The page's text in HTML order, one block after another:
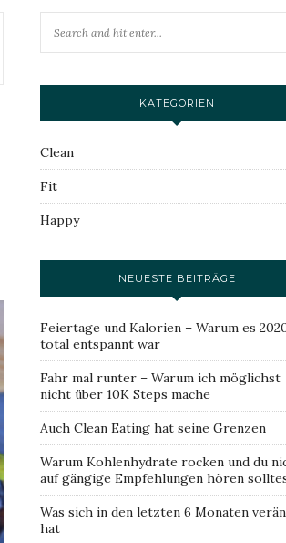
KATEGORIEN
Clean
Fit
Happy
NEUESTE BEITRÄGE
Feiertage und Kalorien – Warum es
total entspannt war
Fahr mal runter – Warum ich möglichst
nicht über 10K Steps mache
Auch Clean Eating hat seine Grenzen
Warum Kohlenhydrate rocken und du
auf gängige Empfehlungen hören
Was sich in den letzten 6 Monaten
hat